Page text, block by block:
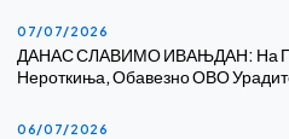
07/07/2026
ДАНАС СЛАВИМО ИВАЊДАН: На
Нероткиња, Обавезно ОВО
06/07/2026